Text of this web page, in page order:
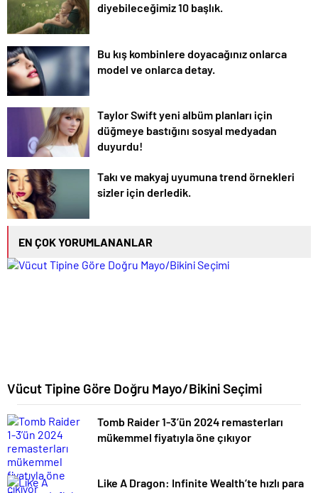
diyebileceğimiz 10 başlık.
Bu kış kombinlere doyacağınız onlarca
model ve onlarca detay.
Taylor Swift yeni albüm planları için
düğmeye bastığını sosyal medyadan
duyurdu!
Takı ve makyaj uyumuna trend örnekleri
sizler için derledik.
EN ÇOK YORUMLANANLAR
Vücut Tipine Göre Doğru Mayo/Bikini Seçimi
Tomb Raider 1-3’ün 2024 remasterları
mükemmel fiyatıyla öne çıkıyor
Like A Dragon: Infinite Wealth’te hızlı para